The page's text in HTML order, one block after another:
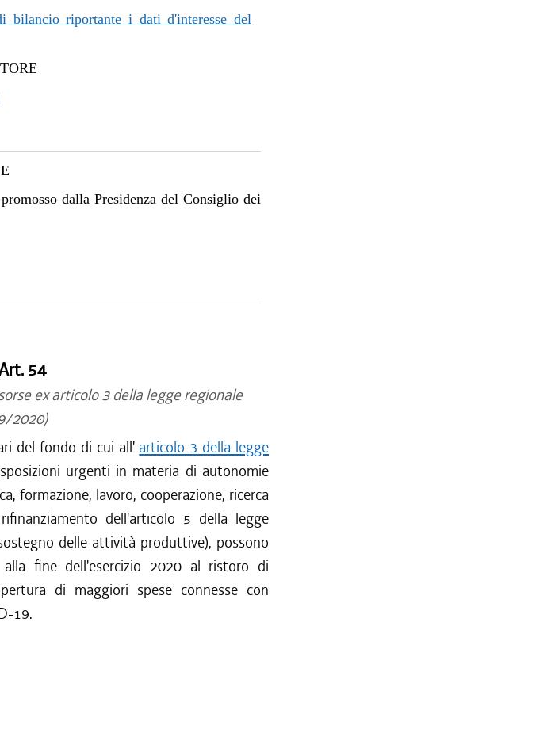
bilancio riportante i dati d'interesse del
dalla Presidenza del Consiglio dei
54
ex articolo 3 della legge regionale
2020)
del fondo di cui all' articolo 3 della legge
urgenti in materia di autonomie
formazione, lavoro, cooperazione, ricerca
dell'articolo 5 della legge
delle attività produttive), possono
fine dell'esercizio 2020 al ristoro di
di maggiori spese connesse con
19.